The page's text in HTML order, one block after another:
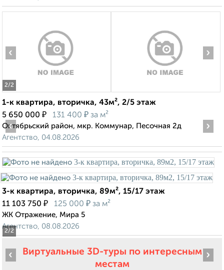
2/2
‹ ›
1-к квартира, вторичка, 43м², 2/5 этаж
5 650 000 ₽ 131 400 ₽ за м²
Октябрьский район, мкр. Коммунар, Песочная 2д
Агентство, 04.08.2026
2/2
‹ ›
3-к квартира, вторичка, 89м², 15/17 этаж
11 103 750 ₽ 125 000 ₽ за м²
ЖК Отражение, Мира 5
Агентство, 08.08.2026
Виртуальные 3D-туры по интересным
местам
‹ ›